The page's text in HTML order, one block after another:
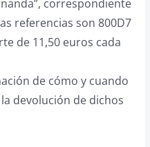
correspondiente
referencias son 800D7
de 11,50 euros cada
de cómo y cuando
devolución de dichos